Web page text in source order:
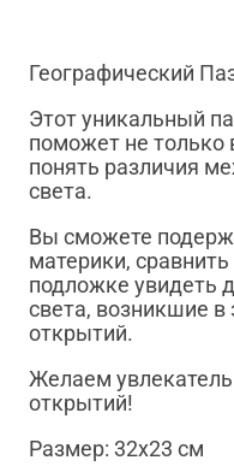
Географический
Этот уникальный
поможет не только
понять различия
света.
Вы сможете
материки,
подложке увидеть
света, возникшие в
открытий.
Желаем
открытий!
Размер: 32х23 см